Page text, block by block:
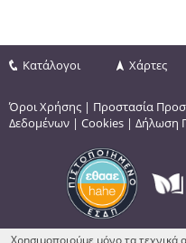
Κατάλογοι Χάρτες
Όροι Χρήσης | Προστασία
Δεδομένων | Cookies | Δήλωση
Χρησιμοποιούμε μόνο τα τεχνικά